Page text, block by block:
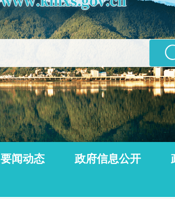
要闻动态 政府信息公开